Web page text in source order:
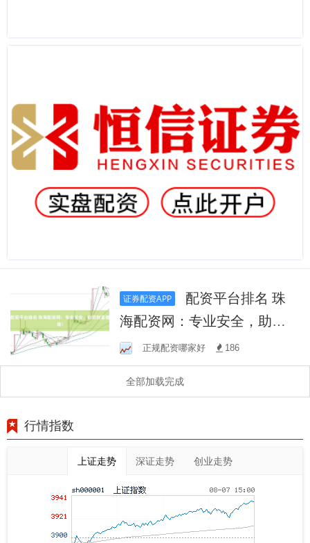
证券配资APP
海配资网：专业安全，助您
财富增值！
正规配资哪家好 186
全部加载完成
行情指数
上证走势 深证走势 创业走势